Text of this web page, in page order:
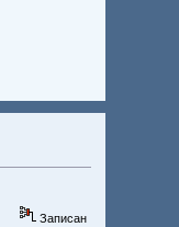
Записан